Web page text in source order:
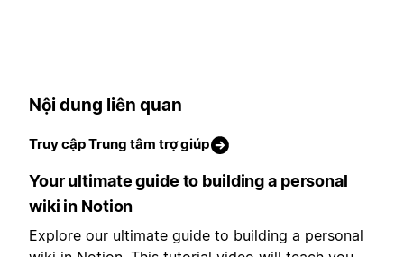
Nội dung liên quan
Truy cập Trung tâm trợ giúp
Your ultimate guide to building a personal
wiki in Notion
Explore our ultimate guide to building a personal